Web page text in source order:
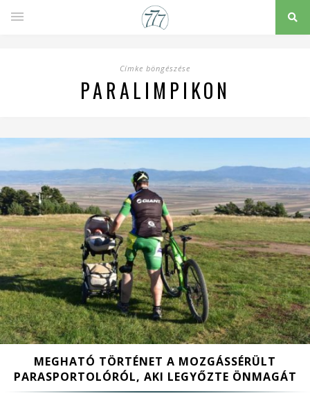
Címke böngészése
PARALIMPIKON
MEGHATÓ TÖRTÉNET A MOZGÁSSÉRÜLT
PARASPORTOLÓRÓL, AKI LEGYŐZTE ÖNMAGÁT